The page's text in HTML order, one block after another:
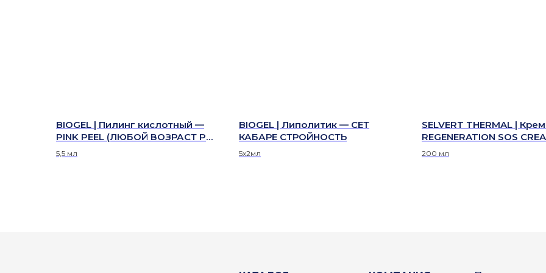
BIOGEL | Пилинг кислотный —
PINK PEEL (ЛЮБОЙ ВОЗРАСТ PH
1.5) серия LOVE YOUR SKIN
5,5 мл
BIOGEL | Липолитик — СЕТ
КАБАРЕ СТРОЙНОСТЬ
5х2мл
SELVERT THERMAL |
REGENERATION SOS
200 мл